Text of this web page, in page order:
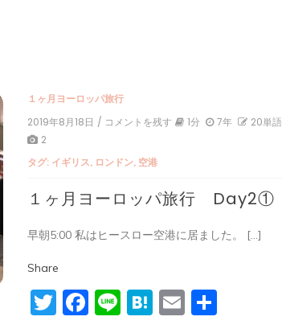
１ヶ月ヨーロッパ旅行
2019年8月18日 / コメントを残す on
ー
ロ
パ
1分 7年
20単語
2
タグ: イギリス , ロンドン, 空港
１ヶ月ヨーロッパ旅行 Day2①
早朝5:00 私はヒースロー空港に居ました。 […]
Share
Twitter
Facebook
LineHatena
Email